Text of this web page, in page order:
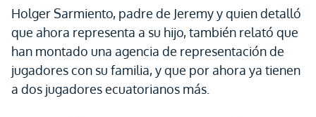
Holger Sarmiento, padre de Jeremy y quien detalló
que ahora representa a su hijo, también relató que
han montado una agencia de representación de
jugadores con su familia, y que por ahora ya tienen
a dos jugadores ecuatorianos más.